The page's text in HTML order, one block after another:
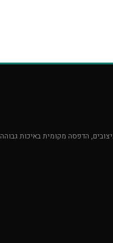
הדפסה מקומית באיכות גבוהה